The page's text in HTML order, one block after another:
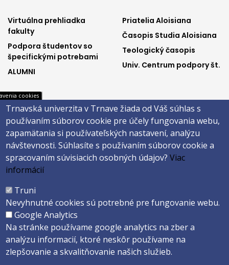
footer
menu1
Virtuálna prehliadka
fakulty
Podpora študentov so
špecifickými potrebami
ALUMNI
footer
menu2
Priatelia Aloisiana
Časopis Studia Aloisiana
Teologický časopis
Univ. Centrum podpory št.
footer
menu3
MAIS
Webmail na Office 365
Evidencia záv. prác
Univerzitné inf. systémy
footer
menu4
Facebook
Instagram
Youtube
Päta
Správca obsahu
Vyhlásenie o prístupnosti
Cookies
Copyright ©2026 Teologická fakulta · Trnavská univerzita v Trnave
Created by
cookies
Trnavská univerzita v Trnave žiada od Váš súhlas s
používaním súborov cookie pre účely fungovania webu,
zapamätania si používateľských nastavení, analýzu
návštevnosti. Súhlasíte s používaním súborov cookie a
spracovaním súvisiacich osobných údajov?Viac
informácií
Truni
Nevyhnutné cookies sú potrebné pre fungovanie webu.
Google Analytics
Na stránke používame google analytics na zber a
analýzu informacií, ktoré neskôr používame na
zlepšovanie a skvalitňovanie našich služieb.